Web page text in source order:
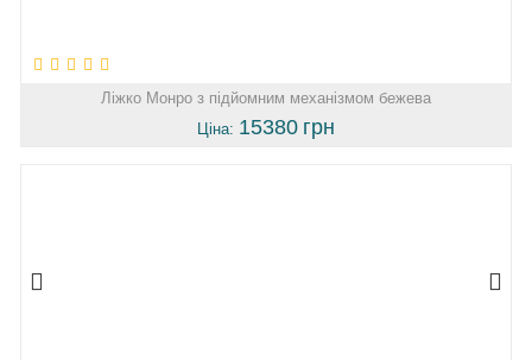
Ліжко Монро з підйомним механізмом бежева
Ціна: 15380 грн